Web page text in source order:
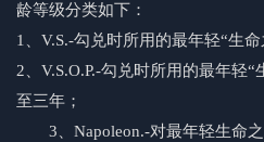
龄等级分类如下：
1、V.S.-勾兑时所用的最年轻“生
2、V.S.O.P.-勾兑时所用的最年轻
至三年；
3、Napoleon.-对最年轻生命